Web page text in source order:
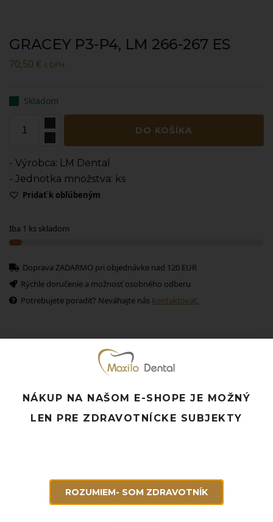
GRACEY P3-P4, LM 266-267 ES
70,50 € s DPH
Skladom
DO KOŠÍKA
- Výrobca: LM Dental
- Jednotka množstva: ks
Pridať k obľúbeným
Iba 1 ks skladom
Doprava ZADARMO pri objednávke nad 120 EUR
Rýchle doručenie a možnosť osobného odberu
Potrebujete poradiť? Neváhajte nás kontaktovať.
Súvisiace produkty
NÁKUP NA NAŠOM E-SHOPE JE MOŽNÝ
LEN PRE ZDRAVOTNÍCKE SUBJEKTY
ROZUMIEM- SOM ZDRAVOTNÍK